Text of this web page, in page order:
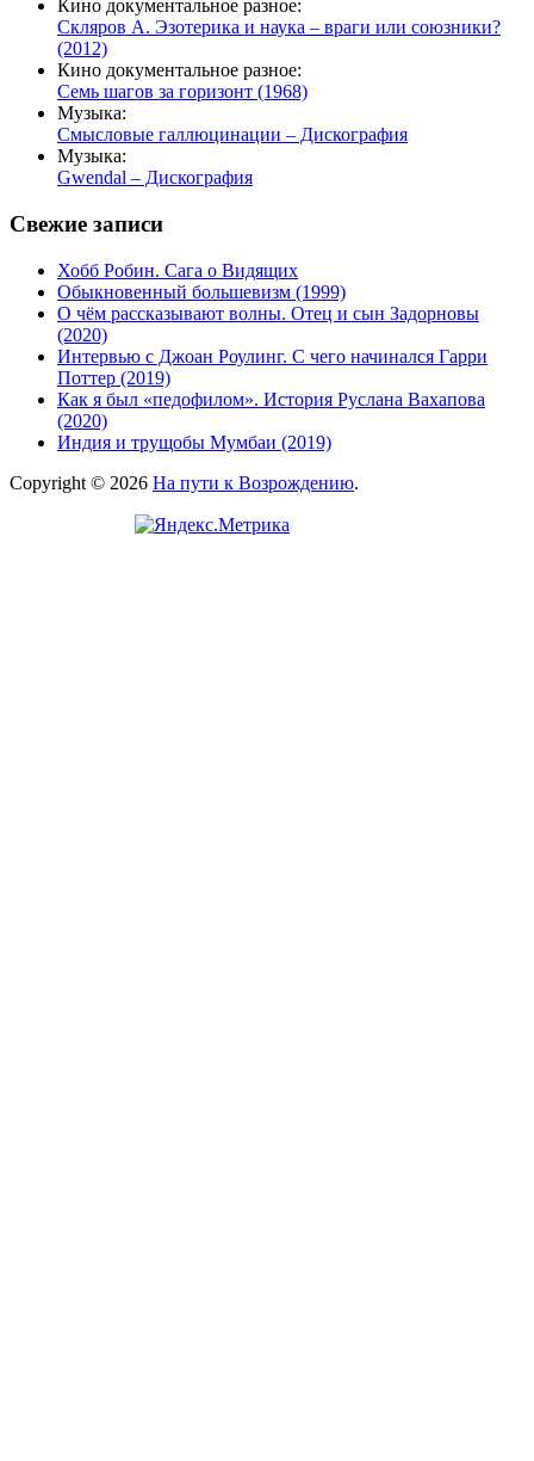
Кино документальное разное:
Скляров А. Эзотерика и наука – враги или союзники?
(2012)
Кино документальное разное:
Семь шагов за горизонт (1968)
Музыка:
Смысловые галлюцинации – Дискография
Музыка:
Gwendal – Дискография
Свежие записи
Хобб Робин. Сага о Видящих
Обыкновенный большевизм (1999)
О чём рассказывают волны. Отец и сын Задорновы
(2020)
Интервью с Джоан Роулинг. С чего начинался Гарри
Поттер (2019)
Как я был «педофилом». История Руслана Вахапова
(2020)
Индия и трущобы Мумбаи (2019)
Copyright © 2026 На пути к Возрождению.